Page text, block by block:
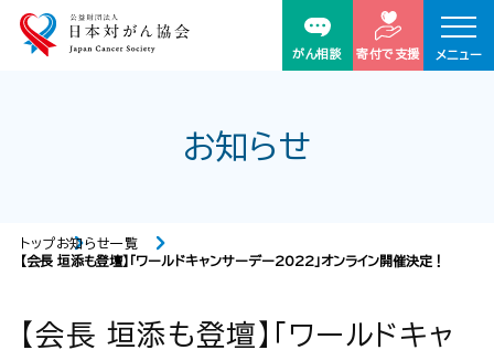
がん相談 寄付で支援 メニュー
お知らせ
トップお知らせ一覧
【会長 垣添も登壇】「ワールドキャンサーデー2022」オンライン開催決定！
【会長 垣添も登壇】「ワールドキャ